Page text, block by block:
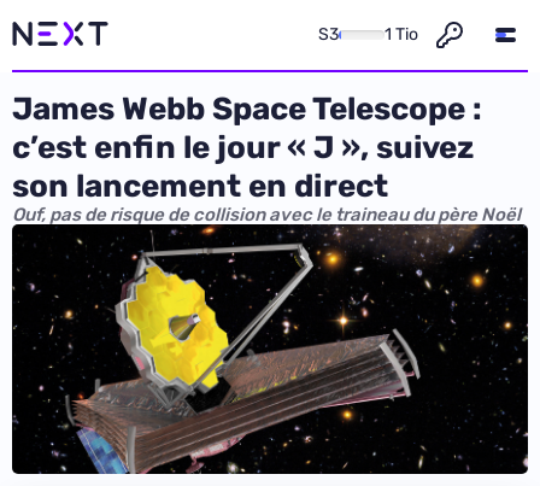
S3 1 Tio
James Webb Space Telescope :
c’est enfin le jour « J », suivez
son lancement en direct
Ouf, pas de risque de collision avec le traineau du père Noël